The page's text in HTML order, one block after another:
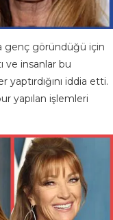
genç göründüğü için
ve insanlar bu
iddia etti.
yapılan işlemleri